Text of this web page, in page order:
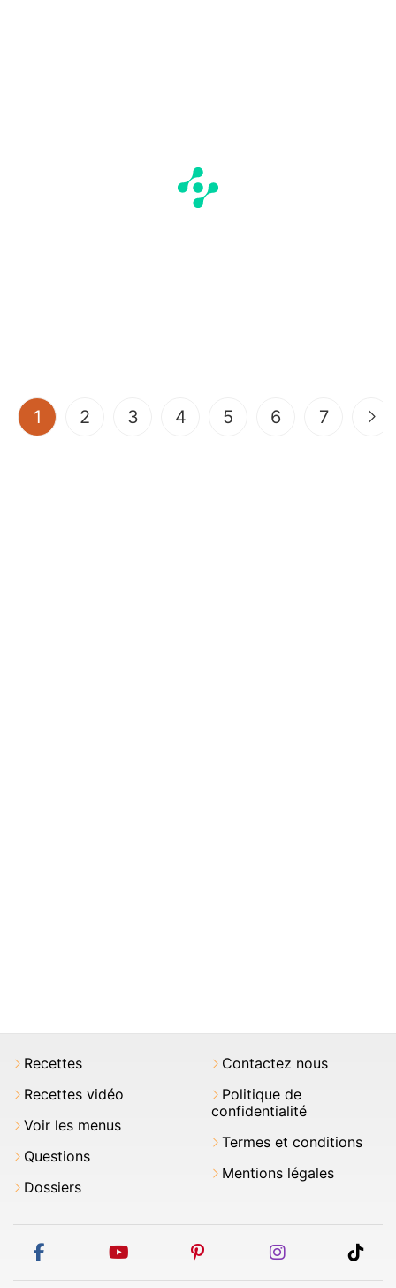
1 (current)
2 3 4 5 6 7
Recettes
Recettes vidéo
Voir les menus
Questions
Dossiers
Contactez nous
Politique de
confidentialité
Termes et conditions
Mentions légales
facebook youtube pinterest instagram